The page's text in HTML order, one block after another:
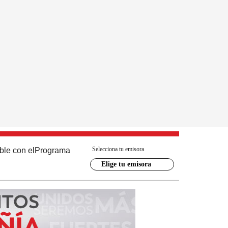
con el Programa Selecciona tu emisora
Elige tu emisora